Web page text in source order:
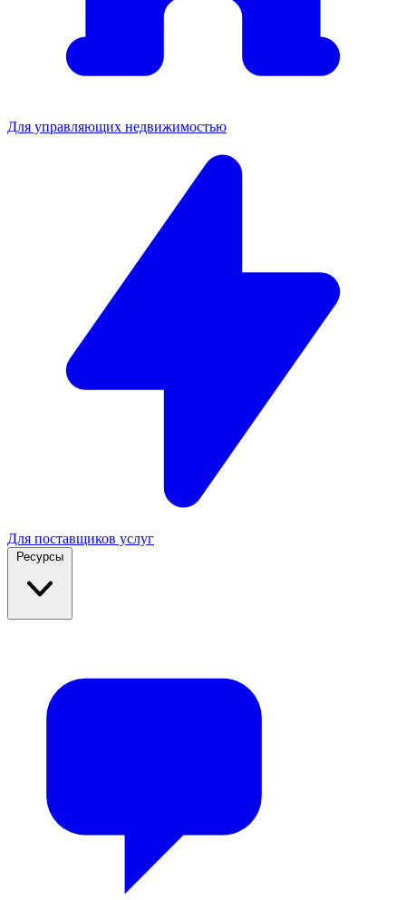
Для управляющих недвижимостью
Для поставщиков услуг